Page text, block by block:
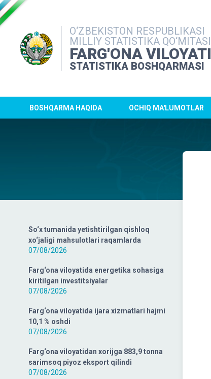
O‘ZBEKISTON RESPUBLIKASI
MILLIY STATISTIKA QO‘MITASI
FARG'ONA VILOYATI
STATISTIKA BOSHQARMASI
BOSHQARMA HAQIDA OCHIQ MA'LUMOTLAR
So‘x tumanida yetishtirilgan qishloq
xo‘jaligi mahsulotlari raqamlarda
07/08/2026
Farg‘ona viloyatida energetika sohasiga
kiritilgan investitsiyalar
07/08/2026
Farg‘ona viloyatida ijara xizmatlari hajmi
10,1 % oshdi
07/08/2026
Farg‘ona viloyatidan xorijga 883,9 tonna
sarimsoq piyoz eksport qilindi
07/08/2026